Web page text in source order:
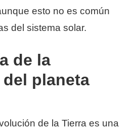
esto no es común
del sistema solar.
de la
planeta
de la Tierra es una